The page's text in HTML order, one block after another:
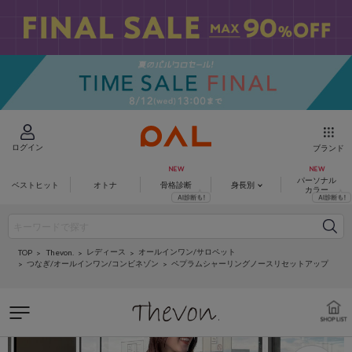
ログイン ブランド
ベストヒット オトナ 骨格診断 身長別
パーソナル
カラー
TOP Thevon. レディース
オールインワン/サロペット
つなぎ/オールインワン/コンビネゾン
ペプラムシャーリングノースリセットアップ